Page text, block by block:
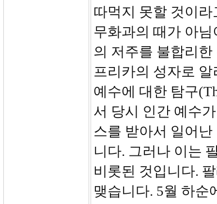
따먹지 못할 것이
무화과의 때가 아
의 저주를 불합리
프리카의 성자로
예수에 대한 탐구
서 당시 인간 예수
스를 받아서 일어
니다. 그러나 이는
비롯된 것입니다.
맺습니다. 5월 하순